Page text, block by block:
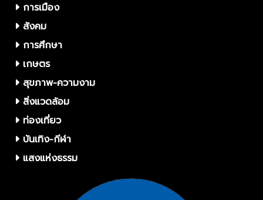
การเมือง
สังคม
การศึกษา
เกษตร
สุขภาพ-ความงาม
สิ่งแวดล้อม
ท่องเที่ยว
บันเทิง-กีฬา
แสงแห่งธรรม